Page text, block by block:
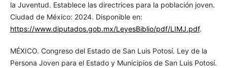
la Juventud. Establece las directrices para la población joven.
Ciudad de México: 2024. Disponible en:
https://www.diputados.gob.mx/LeyesBiblio/pdf/LIMJ.pdf.
MÉXICO. Congreso del Estado de San Luis Potosí. Ley de la
Persona Joven para el Estado y Municipios de San Luis Potosí.